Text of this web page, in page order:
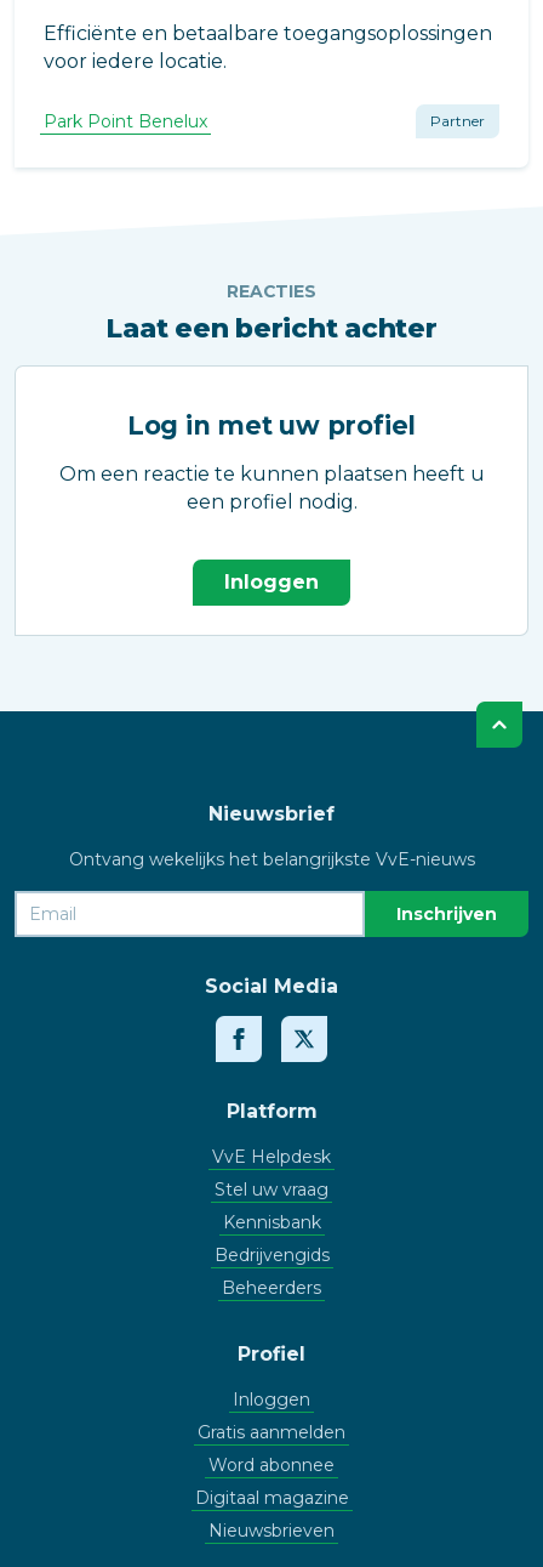
Efficiënte en betaalbare toegangsoplossingen
voor iedere locatie.
Park Point Benelux Partner
REACTIES
Laat een bericht achter
Log in met uw profiel
Om een reactie te kunnen plaatsen heeft u
een profiel nodig.
Inloggen
Nieuwsbrief
Ontvang wekelijks het belangrijkste VvE-nieuws
Social Media
Platform
VvE Helpdesk
Stel uw vraag
Kennisbank
Bedrijvengids
Beheerders
Profiel
Inloggen
Gratis aanmelden
Word abonnee
Digitaal magazine
Nieuwsbrieven